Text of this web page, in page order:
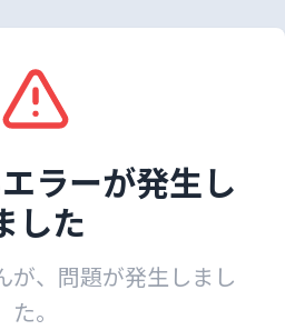
ラーが発生し
した
が、問題が発生しまし
た。